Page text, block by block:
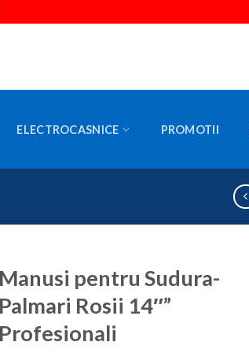
ELECTROCASNICE PROMOTII
Manusi pentru Sudura-
Palmari Rosii 14″”
Profesionali